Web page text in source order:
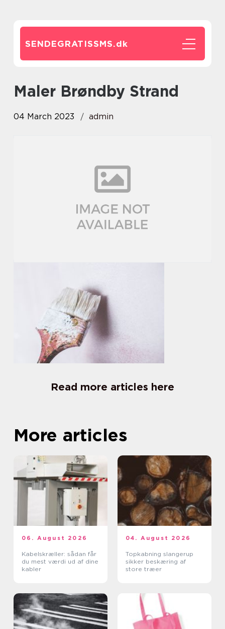
SENDEGRATISSMS.dk
Maler Brøndby Strand
04 March 2023 admin
Read more articles here
More articles
06. August 2026
Kabelskræller: sådan får
du mest værdi ud af dine
kabler
04. August 2026
Topkabning slangerup
sikker beskæring af
store træer